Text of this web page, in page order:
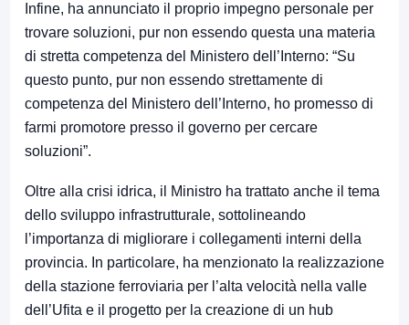
Infine, ha annunciato il proprio impegno personale per
trovare soluzioni, pur non essendo questa una materia
di stretta competenza del Ministero dell’Interno: “Su
questo punto, pur non essendo strettamente di
competenza del Ministero dell’Interno, ho promesso di
farmi promotore presso il governo per cercare
soluzioni”.
Oltre alla crisi idrica, il Ministro ha trattato anche il tema
dello sviluppo infrastrutturale, sottolineando
l’importanza di migliorare i collegamenti interni della
provincia. In particolare, ha menzionato la realizzazione
della stazione ferroviaria per l’alta velocità nella valle
dell’Ufita e il progetto per la creazione di un hub